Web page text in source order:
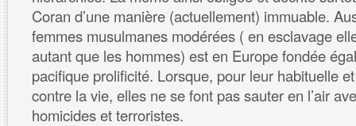
Coran d’une manière (actuellement) immuable.
femmes musulmanes modérées ( en esclavage
autant que les hommes) est en Europe fondée
pacifique prolificité. Lorsque, pour leur habituelle
contre la vie, elles ne se font pas sauter en l’air
homicides et terroristes.